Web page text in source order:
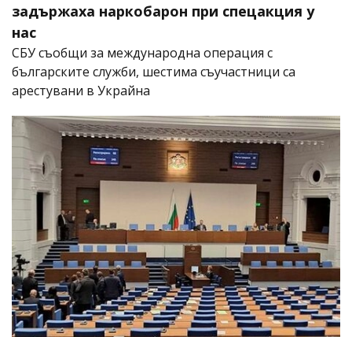
задържаха наркобарон при спецакция у
нас
СБУ съобщи за международна операция с
българските служби, шестима съучастници са
арестувани в Украйна